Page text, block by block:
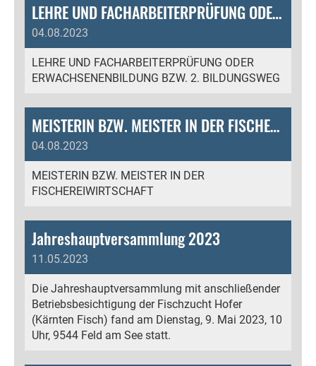
LEHRE UND FACHARBEITERPRÜFUNG ODER ERWACHSENENBILDUNG BZW. 2. BILDUNGSWEG
04.08.2023
LEHRE UND FACHARBEITERPRÜFUNG ODER
ERWACHSENENBILDUNG BZW. 2. BILDUNGSWEG
MEISTERIN BZW. MEISTER IN DER FISCHEREIWIRTSCHAFT
04.08.2023
MEISTERIN BZW. MEISTER IN DER
FISCHEREIWIRTSCHAFT
Jahreshauptversammlung 2023
11.05.2023
Die Jahreshauptversammlung mit anschließender
Betriebsbesichtigung der Fischzucht Hofer
(Kärnten Fisch) fand am Dienstag, 9. Mai 2023, 10
Uhr, 9544 Feld am See statt.